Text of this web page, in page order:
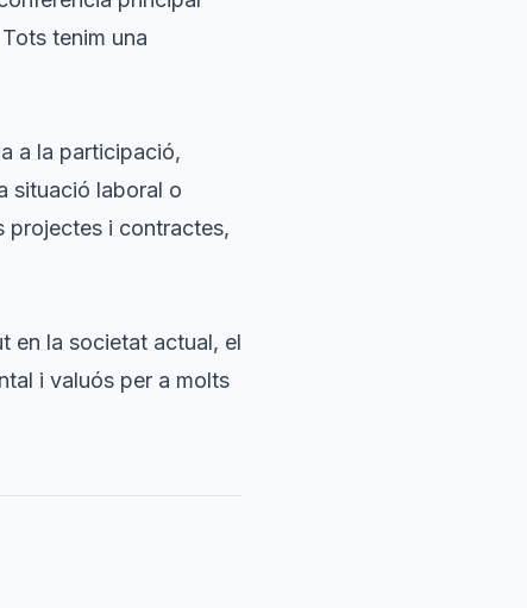
tenim una
a la participació,
situació laboral o
projectes i contractes,
en la societat actual, el
i valuós per a molts